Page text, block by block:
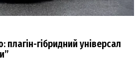
плагін-гібридний універсал